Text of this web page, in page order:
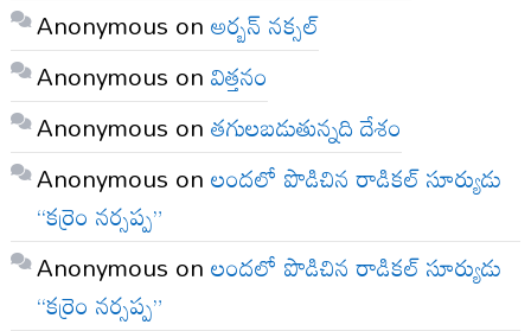
Anonymous onఅర్బన్ నక్సల్
Anonymous onవిత్తనం
Anonymous onతగులబడుతున్నది దేశం
Anonymous onలందలో పొడిచిన రాడికల్ సూర్యుడు
“కర్రెం నర్సప్ప”
Anonymous onలందలో పొడిచిన రాడికల్ సూర్యుడు
“కర్రెం నర్సప్ప”